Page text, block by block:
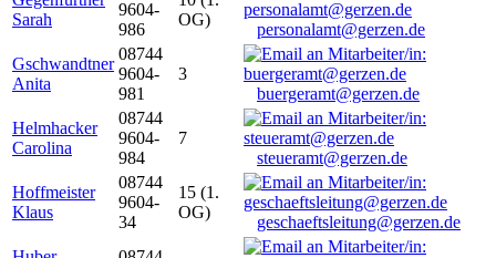
Sarah
9604-
986
OG)
personalamt@gerzen.de
Gschwandtner
Anita
08744
9604-
981
3
buergeramt@gerzen.de
Helmhacker
Carolina
08744
9604-
984
7
steueramt@gerzen.de
Hoffmeister
Klaus
08744
9604-
34
15 (1.
OG)
geschaeftsleitung@gerzen.de